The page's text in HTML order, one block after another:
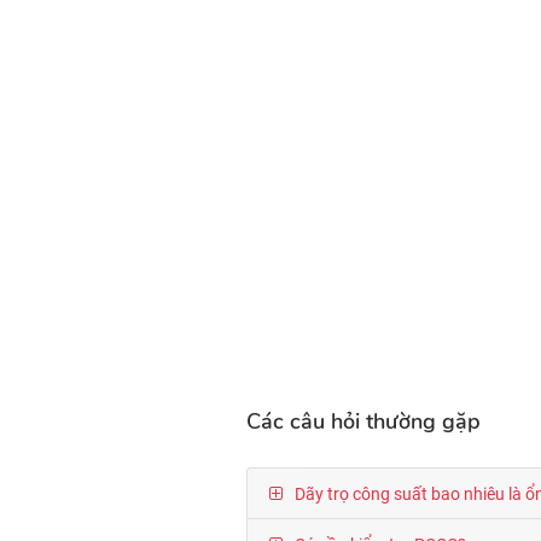
Các câu hỏi thường gặp
Dãy trọ công suất bao nhiêu là